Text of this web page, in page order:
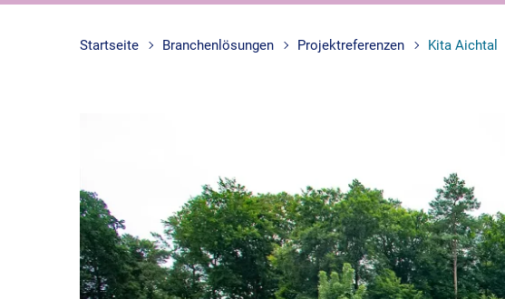
Startseite Branchenlösungen Projektreferenzen Kita Aichtal